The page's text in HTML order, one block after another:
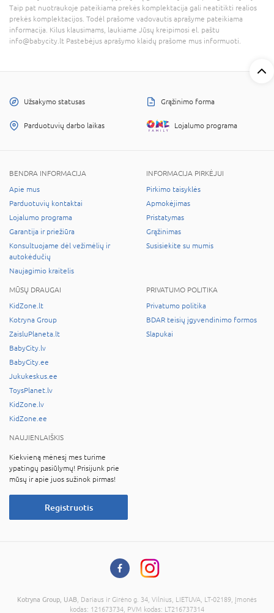
Taip pat nuotraukoje pateikiama prekės komplektacija gali neatitikti realios
prekės komplektacijos. Todėl prašome vadovautis aprašyme pateikiama
informacija. Kilus klausimams, laukiame Jūsų kreipimosi el. paštu
info@babycity.lt Pastebėjus aprašymo klaidų prašome mus informuoti.
Užsakymo statusas Grąžinimo forma
Parduotuvių darbo laikas Lojalumo programa
BENDRA INFORMACIJA
Apie mus
Parduotuvių kontaktai
Lojalumo programa
Garantija ir priežiūra
Konsultuojame dėl vežimėlių ir
autokėdučių
Naujagimio kraitelis
INFORMACIJA PIRKĖJUI
Pirkimo taisyklės
Apmokėjimas
Pristatymas
Grąžinimas
Susisiekite su mumis
MŪSŲ DRAUGAI
KidZone.lt
Kotryna Group
ZaisluPlaneta.lt
BabyCity.lv
BabyCity.ee
Jukukeskus.ee
ToysPlanet.lv
KidZone.lv
KidZone.ee
PRIVATUMO POLITIKA
Privatumo politika
BDAR teisių įgyvendinimo formos
Slapukai
NAUJIENLAIŠKIS
Kiekvieną mėnesį mes turime
ypatingų pasiūlymų! Prisijunk prie
mūsų ir apie juos sužinok pirmas!
Registruotis
Kotryna Group, UAB , Dariaus ir Girėno g. 34, Vilnius, LIETUVA, LT-02189, Įmonės
kodas: 121673734, PVM kodas: LT216737314